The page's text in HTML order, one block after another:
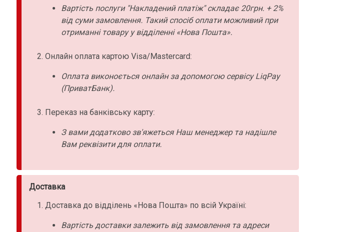
Вартість послуги "Накладений платіж" складає 20грн. + 2%
від суми замовлення. Такий спосіб оплати можливий при
отриманні товару у відділенні «Нова Пошта».
Онлайн оплата картою Visa/Mastercard:
Оплата виконоється онлайн за допомогою сервісу LiqPay
(ПриватБанк).
Переказ на банківську карту:
З вами додатково зв'яжеться Наш менеджер та надішле
Вам реквізити для оплати.
Доставка
Доставка до відділень «Нова Пошта» по всій Україні:
Вартість доставки залежить від замовлення та адреси